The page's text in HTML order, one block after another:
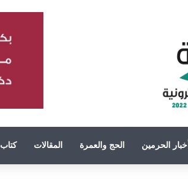
أخبار الحرمين الحج والعمرة المقالات